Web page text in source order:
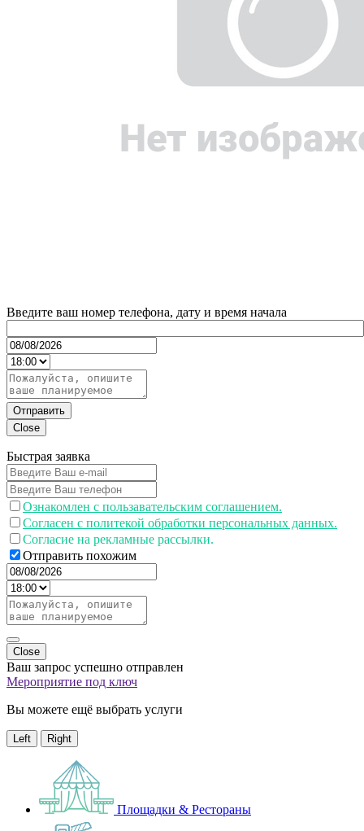
Введите ваш номер телефона, дату и время начала
Отправить
Close
Быстрая заявка
Ознакомлен с пользавательским соглашением.
Согласен с политекой обработки персональных данных.
Согласие на рекламные рассылки.
Отправить похожим
Close
Ваш запрос успешно отправлен
Мероприятие под ключ
Вы можете ещё выбрать услуги
Left Right
Площадки & Рестораны